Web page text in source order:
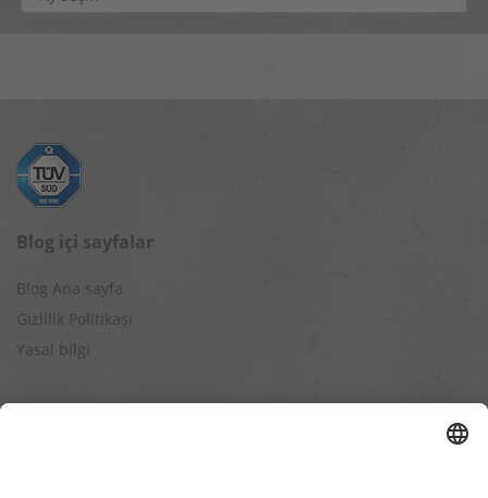
Blog içi sayfalar
Blog Ana sayfa
Gizlilik Politikası
Yasal bilgi